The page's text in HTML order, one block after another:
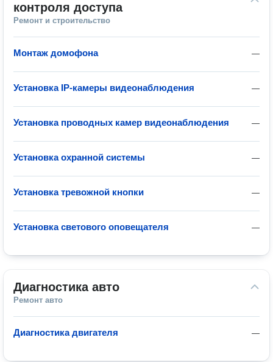
контроля доступа
Ремонт и строительство
—
Монтаж домофона
—
Установка IP-камеры видеонаблюдения
—
Установка проводных камер видеонаблюдения
—
Установка охранной системы
—
Установка тревожной кнопки
—
Установка светового оповещателя
Диагностика авто
Ремонт авто
—
Диагностика двигателя